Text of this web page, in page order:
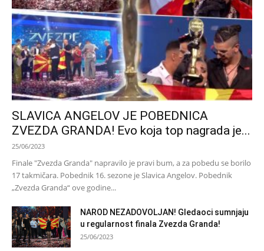
SLAVICA ANGELOV JE POBEDNICA
ZVEZDA GRANDA! Evo koja top nagrada je...
25/06/2023
Finale "Zvezda Granda" napravilo je pravi bum, a za pobedu se borilo
17 takmičara. Pobednik 16. sezone je Slavica Angelov. Pobednik
„Zvezda Granda“ ove godine...
NAROD NEZADOVOLJAN! Gledaoci sumnjaju
u regularnost finala Zvezda Granda!
25/06/2023